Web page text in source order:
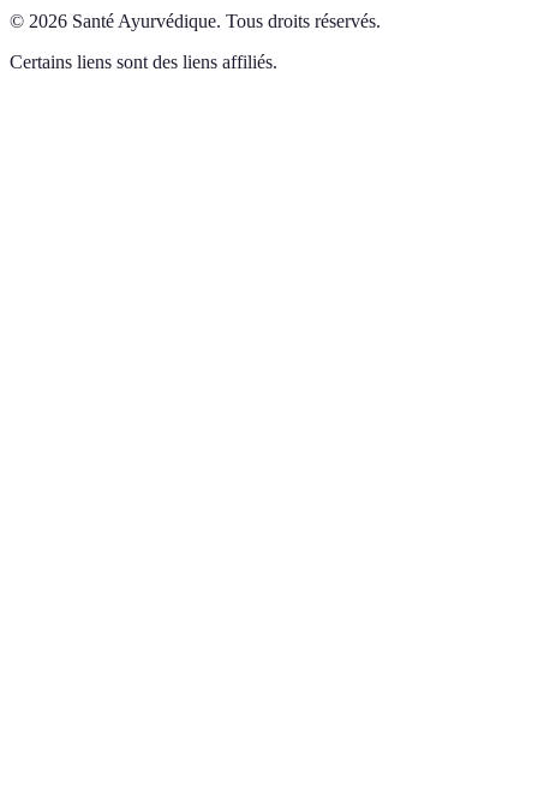
© 2026 Santé Ayurvédique. Tous droits réservés.
Certains liens sont des liens affiliés.